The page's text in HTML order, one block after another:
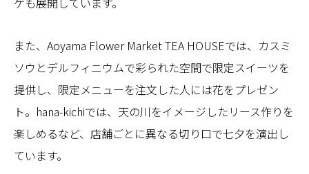
また、Aoyama Flower Market TEA HOUSEでは、カスミ
ソウとデルフィニウムで彩られた空間で限定スイーツを
提供し、限定メニューを注文した人には花をプレゼン
ト。hana-kichiでは、天の川をイメージしたリース作りを
楽しめるなど、店舗ごとに異なる切り口で七夕を演出し
ています。